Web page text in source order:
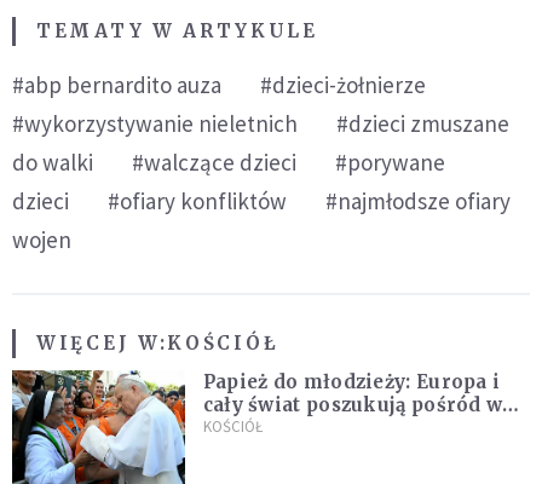
TEMATY W ARTYKULE
#abp bernardito auza
#dzieci-żołnierze
#wykorzystywanie nieletnich
#dzieci zmuszane
do walki
#walczące dzieci
#porywane
dzieci
#ofiary konfliktów
#najmłodsze ofiary
wojen
WIĘCEJ W:KOŚCIÓŁ
Papież do młodzieży: Europa i
cały świat poszukują pośród was
nowych świętych
KOŚCIÓŁ